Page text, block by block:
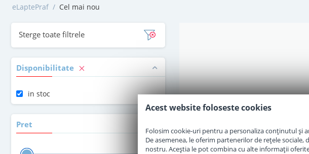
eLaptePraf / Cel mai nou
Sterge toate filtrele
Disponibilitate
in stoc
Pret
Acest website foloseste cookies
Folosim cookie-uri pentru a personaliza conținutul și
De asemenea, le oferim partenerilor de rețele
nostru. Aceștia le pot combina cu alte informații